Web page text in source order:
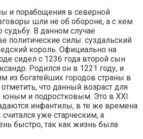
и порабощения в северной
шли не об обороне, а с кем
В данном случае
политические силы: суздальский
король. Официально на
сидел с 1236 года второй сын
Родился он в 1221 году, и
из богатейших городов страны в
что данный возраст для
юным и подростковым. Это в XXI
инфантилы, в те же времена
уже старческим, а
быстро, так как жизнь была